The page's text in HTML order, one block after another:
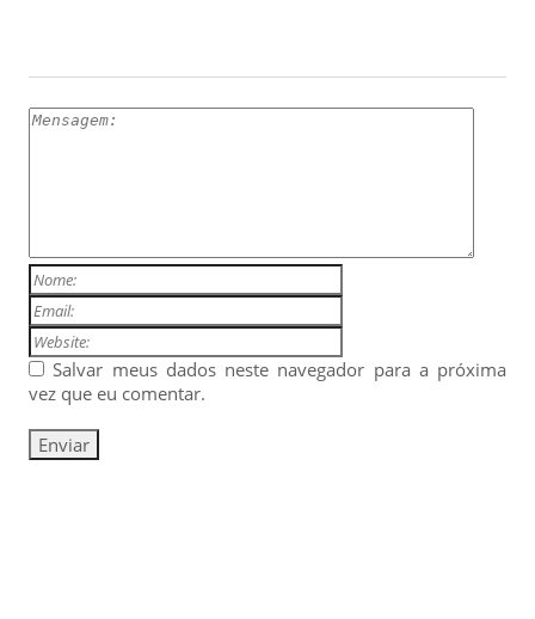
Salvar meus dados neste navegador para a próxima
vez que eu comentar.